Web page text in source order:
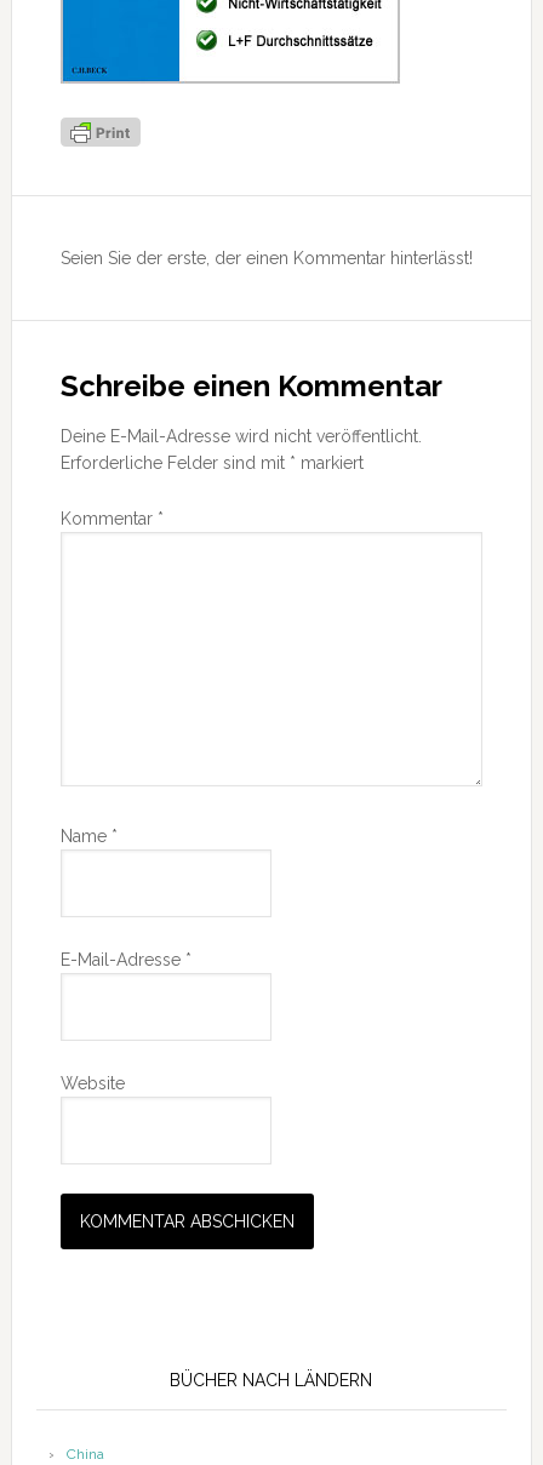
Interaktionen
Seien Sie der erste, der einen Kommentar hinterlässt!
Schreibe einen Kommentar
Deine E-Mail-Adresse wird nicht veröffentlicht.
Erforderliche Felder sind mit * markiert
Kommentar *
Name *
E-Mail-Adresse *
Website
BÜCHER NACH LÄNDERN
China